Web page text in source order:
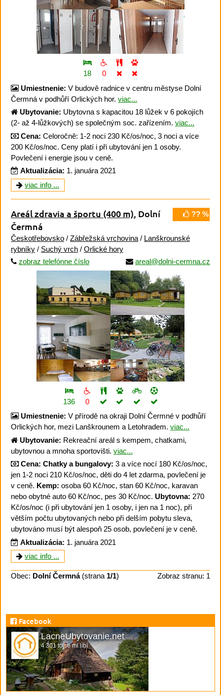
18
0
Umiestnenie: V budově radnice v centru městyse Dolní
Čermná v podhůří Orlických hor. viac...
Ubytovanie: Ubytovna s kapacitou 18 lůžek v 6 pokojích
(2- až 4-lůžkových) se společným soc. zařízením. viac...
Cena: Celoročně: 1-2 noci 230 Kč/os/noc, 3 noci a více
200 Kč/os/noc. Ceny platí i při ubytování jen 1 osoby.
Povlečení i energie jsou v ceně.
Aktualizácia: 1. januára 2021
viac info ...
?? %
Areál zdravia a športu (400 m), Dolní
Čermná
Českotřebovsko / Zábřežská vrchovina / Lanškrounské
rybníky / Suchý vrch / Orlické hory
zobraz telefónne číslo
areal@dolni-cermna.cz
136
0
Umiestnenie: V přírodě na okraji Dolní Čermné v podhůří
Orlických hor, mezi Lanškrounem a Letohradem. viac...
Ubytovanie: Rekreační areál s kempem, chatkami,
ubytovnou a mnoha sportovišti. viac...
Cena: Chatky a bungalovy: 3 a více nocí 180 Kč/os/noc,
jen 1-2 noci 210 Kč/os/noc, děti do 4 let zdarma, povlečení je
v ceně. Kemp: osoba 60 Kč/noc, stan 60 Kč/noc, karavan
nebo obytné auto 60 Kč/noc, pes 30 Kč/noc. Ubytovna: 270
Kč/os/noc (i při ubytování jen 1 osoby, i jen na 1 noc), při
větším počtu ubytovaných nebo při delším pobytu sleva,
ubytováno musí být alespoň 25 osob, povlečení je v ceně.
Aktualizácia: 1. januára 2021
viac info ...
Obec: Dolní Čermná(strana 1/1) Zobraz stranu: 1
Facebook
LacneUbytovanie.net
4 301 to se mi líbí